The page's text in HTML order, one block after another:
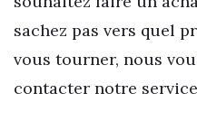
sachez pas vers quel
vous tourner, nous
contacter notre